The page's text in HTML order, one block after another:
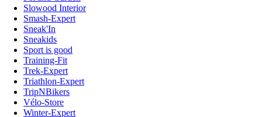
Slowood Interior
Smash-Expert
Sneak'In
Sneakids
Sport is good
Training-Fit
Trek-Expert
Triathlon-Expert
TripNBikers
Vélo-Store
Winter-Expert